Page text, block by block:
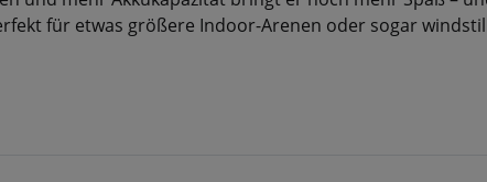
für etwas größere Indoor-Arenen oder sogar